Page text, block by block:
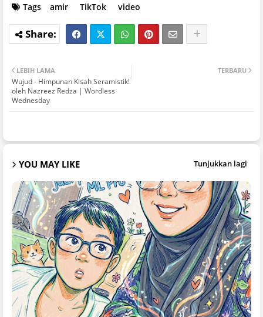
Tags amir TikTok video
TERBARU
LEBIH LAMA
Wujud - Himpunan Kisah Seramistik!
oleh Nazreez Redza | Wordless
Wednesday
YOU MAY LIKE Tunjukkan lagi